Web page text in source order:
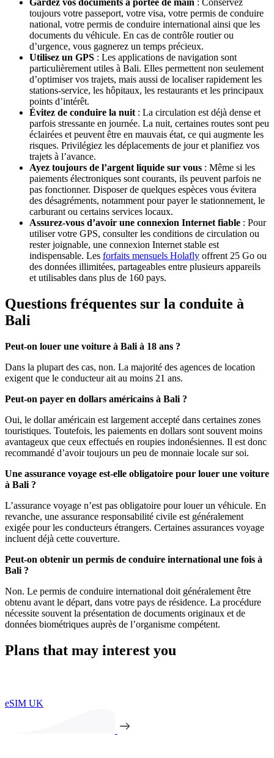
toujours votre passeport, votre visa, votre permis de conduire
national, votre permis de conduire international ainsi que les
documents du véhicule. En cas de contrôle routier ou
d’urgence, vous gagnerez un temps précieux.
Utilisez un GPS : Les applications de navigation sont
particulièrement utiles à Bali. Elles permettent non seulement
d’optimiser vos trajets, mais aussi de localiser rapidement les
stations-service, les hôpitaux, les restaurants et les principaux
points d’intérêt.
Évitez de conduire la nuit : La circulation est déjà dense et
parfois stressante en journée. La nuit, certaines routes sont peu
éclairées et peuvent être en mauvais état, ce qui augmente les
risques. Privilégiez les déplacements de jour et planifiez vos
trajets à l’avance.
Ayez toujours de l’argent liquide sur vous : Même si les
paiements électroniques sont courants, ils peuvent parfois ne
pas fonctionner. Disposer de quelques espèces vous évitera
des désagréments, notamment pour payer le stationnement, le
carburant ou certains services locaux.
Assurez-vous d’avoir une connexion Internet fiable : Pour
utiliser votre GPS, consulter les conditions de circulation ou
rester joignable, une connexion Internet stable est
indispensable. Les forfaits mensuels Holafly offrent 25 Go ou
des données illimitées, partageables entre plusieurs appareils
et utilisables dans plus de 160 pays.
Questions fréquentes sur la conduite à
Bali
Peut-on louer une voiture à Bali à 18 ans ?
Dans la plupart des cas, non. La majorité des agences de location
exigent que le conducteur ait au moins 21 ans.
Peut-on payer en dollars américains à Bali ?
Oui, le dollar américain est largement accepté dans certaines zones
touristiques. Toutefois, les paiements en dollars sont souvent moins
avantageux que ceux effectués en roupies indonésiennes. Il est donc
recommandé d’avoir toujours un peu de monnaie locale sur soi.
Une assurance voyage est-elle obligatoire pour louer une voiture
à Bali ?
L’assurance voyage n’est pas obligatoire pour louer un véhicule. En
revanche, une assurance responsabilité civile est généralement
exigée pour les conducteurs étrangers. Certaines assurances voyage
incluent déjà cette couverture.
Peut-on obtenir un permis de conduire international une fois à
Bali ?
Non. Le permis de conduire international doit généralement être
obtenu avant le départ, dans votre pays de résidence. La procédure
nécessite souvent la présentation de documents originaux et de
données biométriques auprès de l’organisme compétent.
Plans that may interest you
eSIM UK